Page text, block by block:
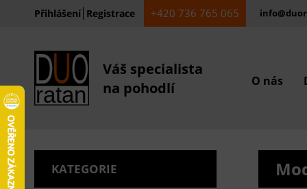
Přihlášení Registrace +420 736 765 065
Váš specialista
na pohodlí
O nás
KATEGORIE